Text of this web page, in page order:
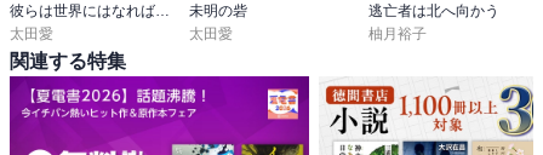
太田愛
未明の砦
太田愛
逃亡者は北へ向かう
柚月裕子
関連する特集